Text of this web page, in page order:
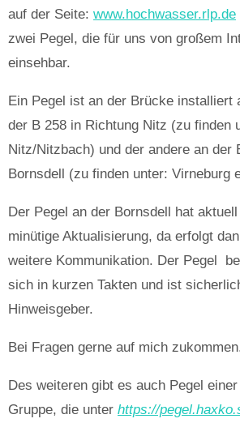
auf der Seite: www.hochwasser.rlp.de
zwei Pegel, die für uns von großem
einsehbar.
Ein Pegel ist an der Brücke installiert
der B 258 in Richtung Nitz (zu finden
Nitz/Nitzbach) und der andere an der
Bornsdell (zu finden unter: Virneburg
Der Pegel an der Bornsdell hat
minütige Aktualisierung, da erfolgt
weitere Kommunikation. Der Pegel
sich in kurzen Takten und ist
Hinweisgeber.
Bei Fragen gerne auf mich
Des weiteren gibt es auch Pegel
Gruppe, die unter https://